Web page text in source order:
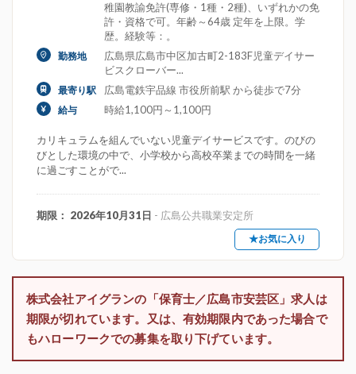
稚園教諭免許(専修・1種・2種)、いずれかの免
許・資格で可。年齢～64歳 定年を上限。学
歴。経験等：。
勤務地
広島県広島市中区加古町2-183F児童デイサー
ビスクローバー...
最寄り駅 広島電鉄宇品線 市役所前駅 から徒歩で7分
給与 時給1,100円～1,100円
カリキュラムを組んでいない児童デイサービスです。のびの
びとした環境の中で、小学校から高校卒業までの時間を一緒
に過ごすことがで...
期限： 2026年10月31日 - 広島公共職業安定所
★お気に入り
株式会社アイグランの「保育士／広島市安芸区」求人は
期限が切れています。又は、有効期限内であった場合で
もハローワークでの募集を取り下げています。